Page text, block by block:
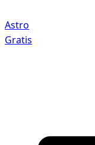
Astro
Gratis